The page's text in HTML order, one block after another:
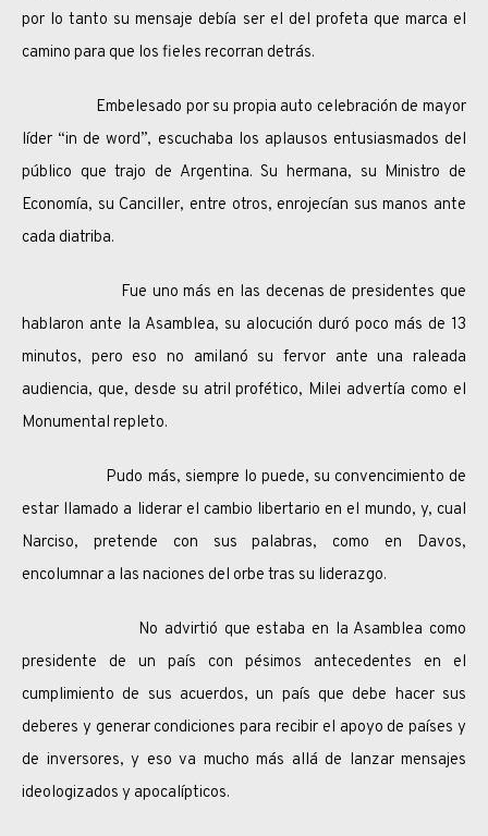
por lo tanto su mensaje debía ser el del profeta que marca el
camino para que los fieles recorran detrás.
Embelesado por su propia auto celebración de mayor
líder “in de word”, escuchaba los aplausos entusiasmados del
público que trajo de Argentina. Su hermana, su Ministro de
Economía, su Canciller, entre otros, enrojecían sus manos ante
cada diatriba.
Fue uno más en las decenas de presidentes que
hablaron ante la Asamblea, su alocución duró poco más de 13
minutos, pero eso no amilanó su fervor ante una raleada
audiencia, que, desde su atril profético, Milei advertía como el
Monumental repleto.
Pudo más, siempre lo puede, su convencimiento de
estar llamado a liderar el cambio libertario en el mundo, y, cual
Narciso, pretende con sus palabras, como en Davos,
encolumnar a las naciones del orbe tras su liderazgo.
No advirtió que estaba en la Asamblea como
presidente de un país con pésimos antecedentes en el
cumplimiento de sus acuerdos, un país que debe hacer sus
deberes y generar condiciones para recibir el apoyo de países y
de inversores, y eso va mucho más allá de lanzar mensajes
ideologizados y apocalípticos.